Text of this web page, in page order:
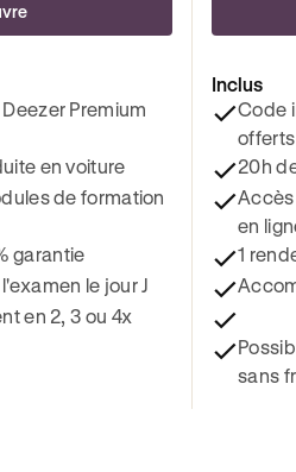
Premium
en voiture
de formation
garantie
le jour J
en 2, 3 ou 4x
Inclus
Code
offerts
20h
en
1
sans